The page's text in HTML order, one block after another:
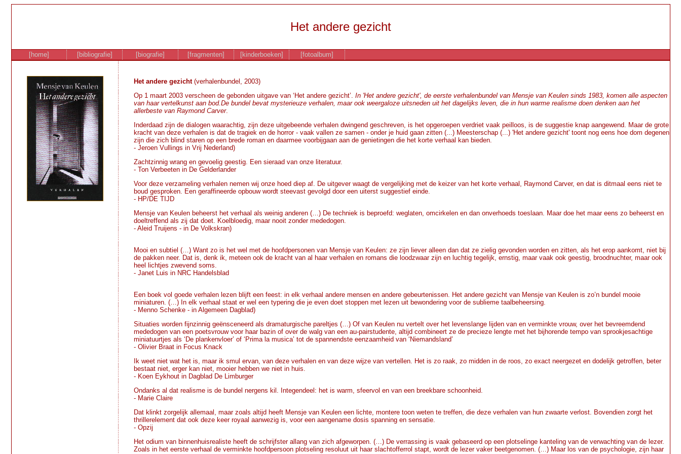
Het andere gezicht
[home] [bibliografie] [biografie] [fragmenten] [kinderboeken] [fotoalbum]
Het andere gezicht(verhalenbundel, 2003)
Op 1 maart 2003 verscheen de gebonden uitgave van ‘Het andere gezicht’. In 'Het andere gezicht', de eerste verhalenbundel van Mensje van Keulen sinds 1983, komen alle aspecten
van haar vertelkunst aan bod.De bundel bevat mysterieuze verhalen, maar ook weergaloze uitsneden uit het dagelijks leven, die in hun warme realisme doen denken aan het
allerbeste van Raymond Carver.
Inderdaad zijn de dialogen waarachtig, zijn deze uitgebeende verhalen dwingend geschreven, is het opgeroepen verdriet vaak peilloos, is de suggestie knap aangewend. Maar de grote
kracht van deze verhalen is dat de tragiek en de horror - vaak vallen ze samen - onder je huid gaan zitten (...) Meesterschap (...) 'Het andere gezicht' toont nog eens hoe dom degenen
zijn die zich blind staren op een brede roman en daarmee voorbijgaan aan de genietingen die het korte verhaal kan bieden.
- Jeroen Vullings in Vrij Nederland)
Zachtzinnig wrang en gevoelig geestig. Een sieraad van onze literatuur.
- Ton Verbeeten in De Gelderlander
Voor deze verzameling verhalen nemen wij onze hoed diep af. De uitgever waagt de vergelijking met de keizer van het korte verhaal, Raymond Carver, en dat is ditmaal eens niet te
boud gesproken. Een geraffineerde opbouw wordt steevast gevolgd door een uiterst suggestief einde.
- HP/DE TIJD
Mensje van Keulen beheerst het verhaal als weinig anderen (…) De techniek is beproefd: weglaten, omcirkelen en dan onverhoeds toeslaan. Maar doe het maar eens zo beheerst en
doeltreffend als zij dat doet. Koelbloedig, maar nooit zonder mededogen.
- Aleid Truijens - in De Volkskran)
Mooi en subtiel (…) Want zo is het wel met de hoofdpersonen van Mensje van Keulen: ze zijn liever alleen dan dat ze zielig gevonden worden en zitten, als het erop aankomt, niet bij
de pakken neer. Dat is, denk ik, meteen ook de kracht van al haar verhalen en romans die loodzwaar zijn en luchtig tegelijk, ernstig, maar vaak ook geestig, broodnuchter, maar ook
heel lichtjes zwevend soms.
- Janet Luis in NRC Handelsblad
Een boek vol goede verhalen lezen blijft een feest: in elk verhaal andere mensen en andere gebeurtenissen. Het andere gezicht van Mensje van Keulen is zo’n bundel mooie
miniaturen. (…) In elk verhaal staat er wel een typering die je even doet stoppen met lezen uit bewondering voor de sublieme taalbeheersing.
- Menno Schenke - in Algemeen Dagblad)
Situaties worden fijnzinnig geënsceneerd als dramaturgische pareltjes (…) Of van Keulen nu vertelt over het levenslange lijden van en verminkte vrouw, over het bevreemdend
mededogen van een poetsvrouw voor haar bazin of over de walg van een au-pairstudente, altijd combineert ze de precieze lengte met het bijhorende tempo van sprookjesachtige
miniatuurtjes als ‘De plankenvloer’ of ‘Prima la musica’ tot de spannendste eenzaamheid van ‘Niemandsland’
- Olivier Braat in Focus Knack
Ik weet niet wat het is, maar ik smul ervan, van deze verhalen en van deze wijze van vertellen. Het is zo raak, zo midden in de roos, zo exact neergezet en dodelijk getroffen, beter
bestaat niet, erger kan niet, mooier hebben we niet in huis.
- Koen Eykhout in Dagblad De Limburger
Ondanks al dat realisme is de bundel nergens kil. Integendeel: het is warm, sfeervol en van een breekbare schoonheid.
- Marie Claire
Dat klinkt zorgelijk allemaal, maar zoals altijd heeft Mensje van Keulen een lichte, montere toon weten te treffen, die deze verhalen van hun zwaarte verlost. Bovendien zorgt het
thrillerelement dat ook deze keer royaal aanwezig is, voor een aangename dosis spanning en sensatie.
- Opzij
Het odium van binnenhuisrealiste heeft de schrijfster allang van zich afgeworpen. (…) De verrassing is vaak gebaseerd op een plotselinge kanteling van de verwachting van de lezer.
Zoals in het eerste verhaal de verminkte hoofdpersoon plotseling resoluut uit haar slachtofferrol stapt, wordt de lezer vaker beetgenomen. (…) Maar los van de psychologie, zijn haar